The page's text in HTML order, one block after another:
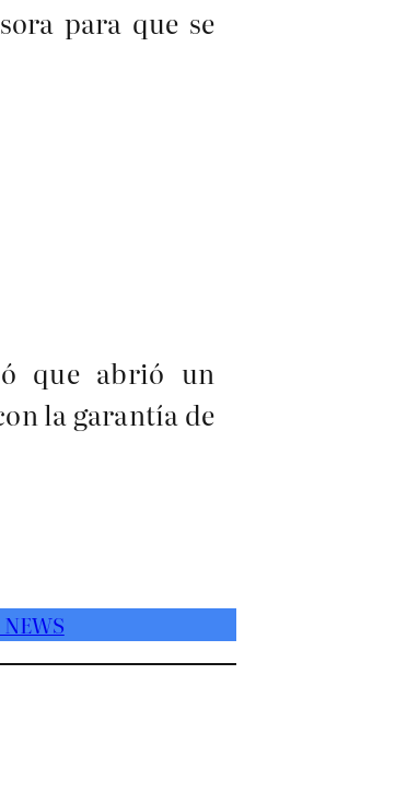
para que se
que abrió un
la garantía de